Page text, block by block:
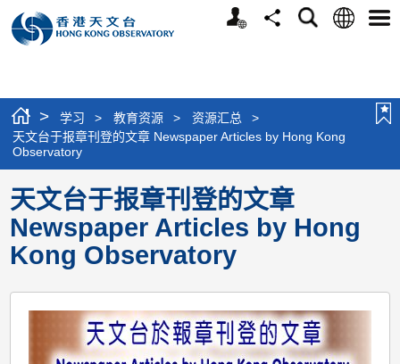
个
分
搜
语
选
> 学习 > 教育资源 > 资源汇总
>
天文台于报章刊登的文章 Newspaper Articles by Hong Kong
Observatory
天文台于报章刊登的文章
Newspaper Articles by Hong
Kong Observatory